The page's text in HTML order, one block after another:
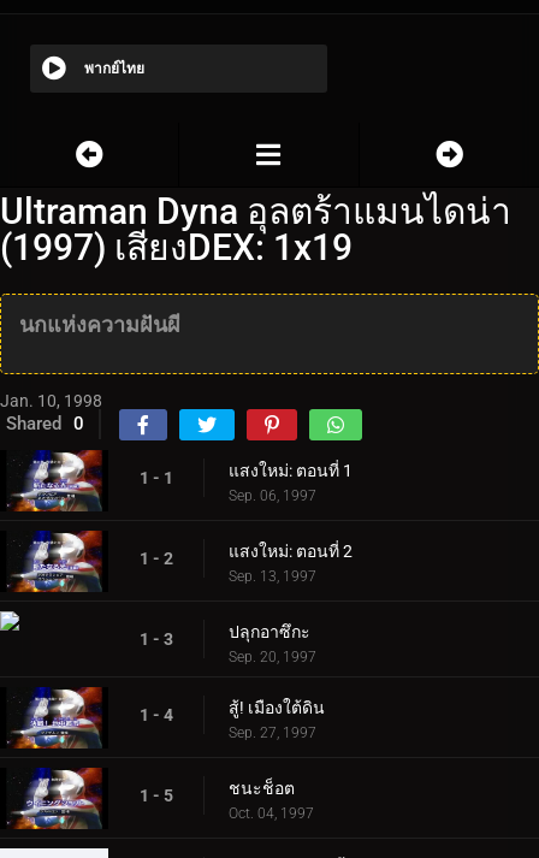
พากย์ไทย
Ultraman Dyna อุลตร้าแมนไดน่า
(1997) เสียงDEX: 1x19
นกแห่งความฝันผี
Jan. 10, 1998
Shared 0
1 - 1 แสงใหม่: ตอนที่ 1
Sep. 06, 1997
1 - 2 แสงใหม่: ตอนที่ 2
Sep. 13, 1997
1 - 3 ปลุกอาซึกะ
Sep. 20, 1997
1 - 4 สู้! เมืองใต้ดิน
Sep. 27, 1997
1 - 5 ชนะช็อต
Oct. 04, 1997